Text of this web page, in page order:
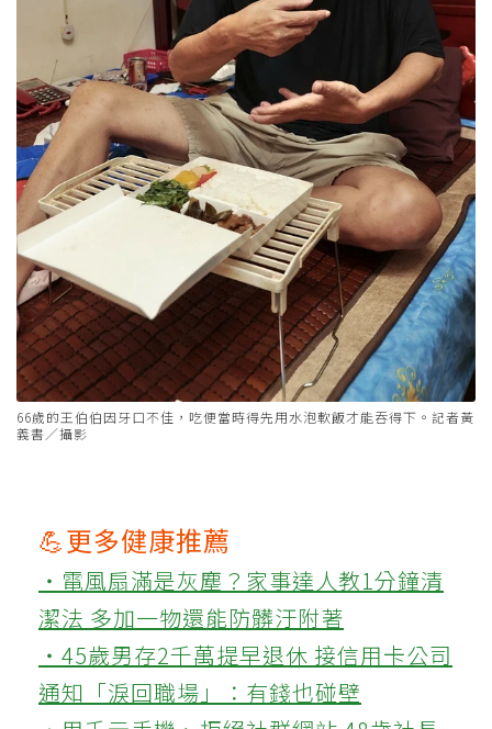
66歲的王伯伯因牙口不佳，吃便當時得先用水泡軟飯才能吞得下。記者黃
義書／攝影
💪更多健康推薦
‧電風扇滿是灰塵？家事達人教1分鐘清
潔法 多加一物還能防髒汙附著
‧45歲男存2千萬提早退休 接信用卡公司
通知「淚回職場」：有錢也碰壁